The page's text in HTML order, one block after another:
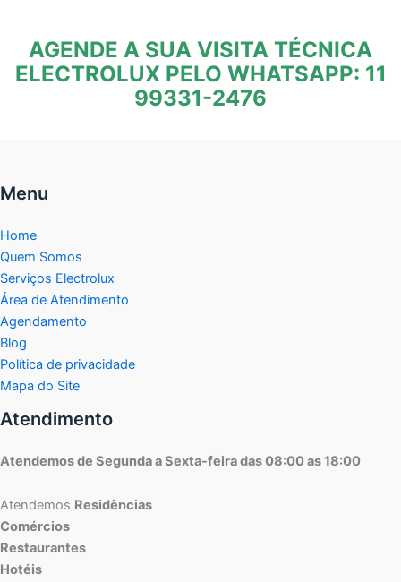
AGENDE A SUA VISITA TÉCNICA
ELECTROLUX PELO WHATSAPP: 11
99331-2476
Menu
Home
Quem Somos
Serviços Electrolux
Área de Atendimento
Agendamento
Blog
Política de privacidade
Mapa do Site
Atendimento
Atendemos de Segunda a Sexta-feira das 08:00 as 18:00
Atendemos Residências
Comércios
Restaurantes
Hotéis